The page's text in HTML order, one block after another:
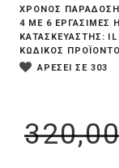
ΧΡΟΝΟΣ
4 ΜΕ 6 ΕΡΓΆΣΙΜΕΣ
ΚΑΤΑΣΚΕΥΑΣΤΗΣ:
ΚΩΔΙΚΟΣ
ΑΡΕΣΕΙ ΣΕ 303